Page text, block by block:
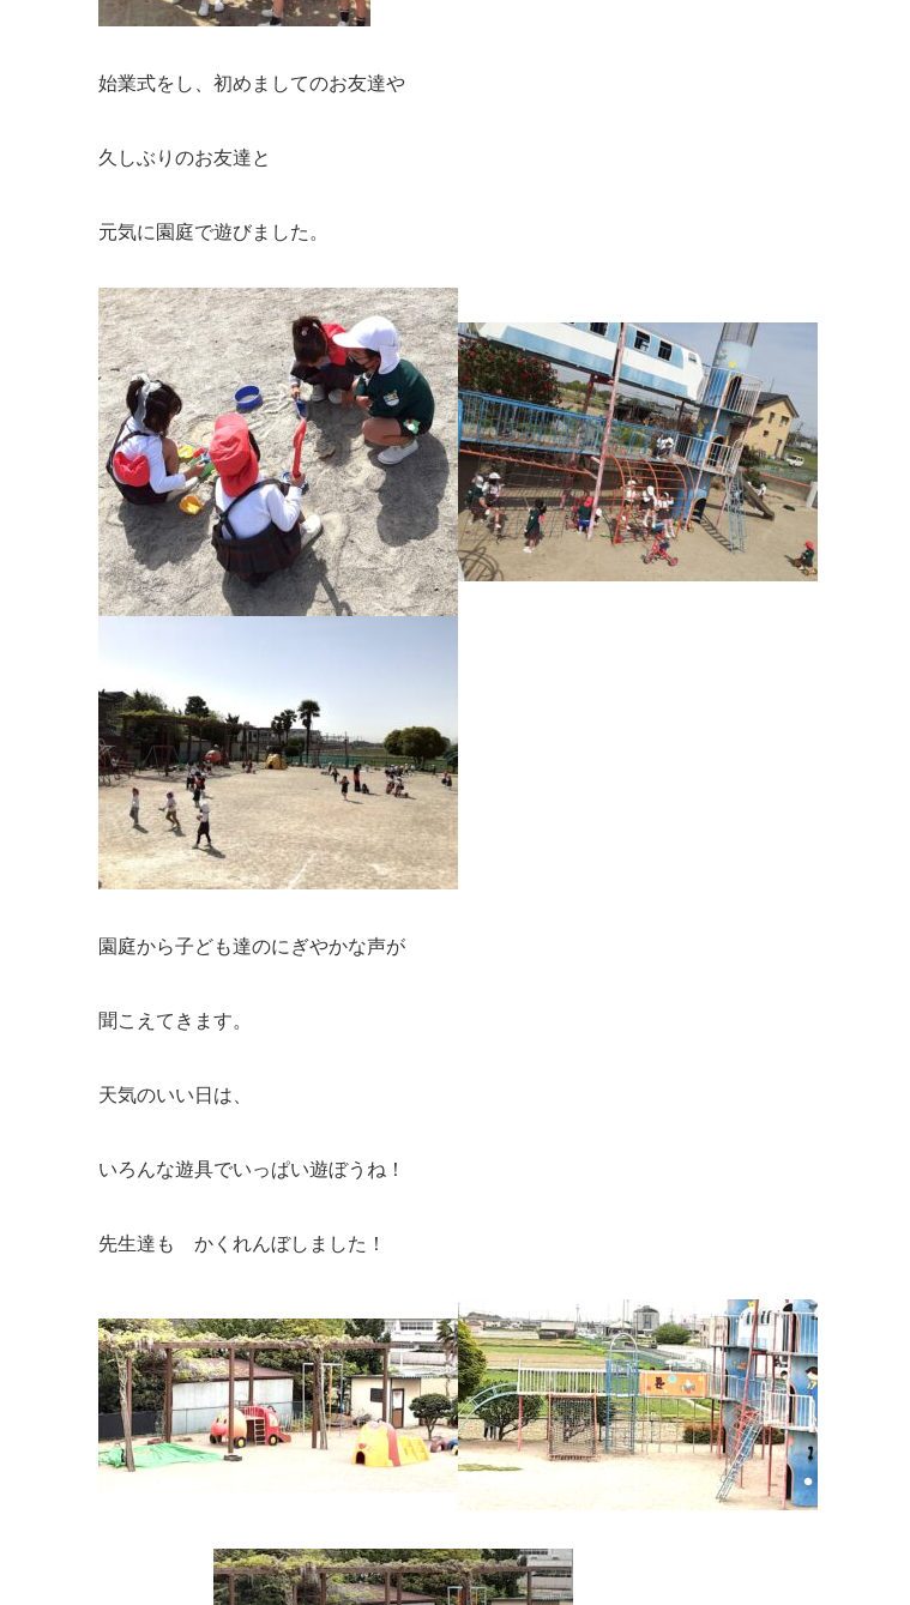
始業式をし、初めましてのお友達や
久しぶりのお友達と
元気に園庭で遊びました。
園庭から子ども達のにぎやかな声が
聞こえてきます。
天気のいい日は、
いろんな遊具でいっぱい遊ぼうね！
先生達も かくれんぼしました！